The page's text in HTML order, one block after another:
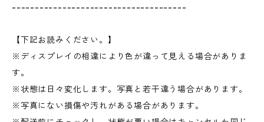
--------------------------------------
【下記お読みください。】
※ディスプレイの相違により色が違って見える場合がありま
す。
※状態は日々変化します。写真と若干違う場合があります。
※写真にない損傷や汚れがある場合があります。